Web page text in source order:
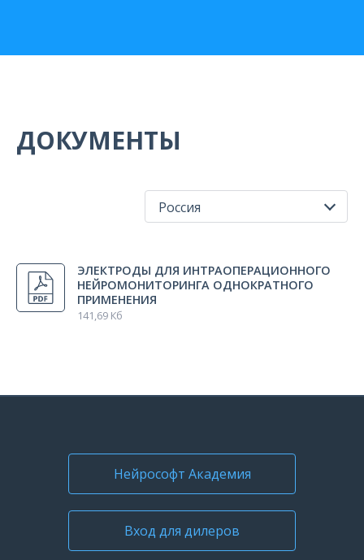
ДОКУМЕНТЫ
Россия
Россия
ЭЛЕКТРОДЫ ДЛЯ ИНТРАОПЕРАЦИОННОГО
НЕЙРОМОНИТОРИНГА ОДНОКРАТНОГО
ПРИМЕНЕНИЯ
141,69 Кб
Нейрософт Академия
Вход для дилеров